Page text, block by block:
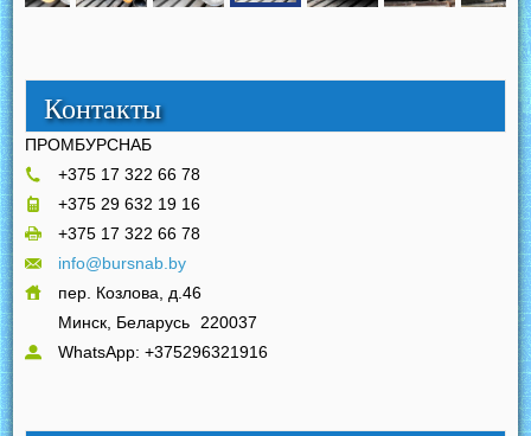
Контакты
ПРОМБУРСНАБ
+375 17 322 66 78
+375 29 632 19 16
+375 17 322 66 78
info@bursnab.by
пер. Козлова, д.46
Минск, Беларусь 220037
WhatsApp: +375296321916